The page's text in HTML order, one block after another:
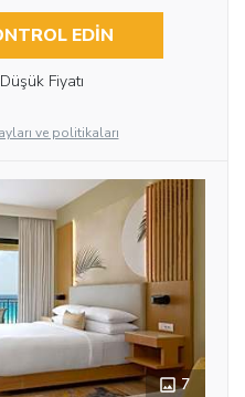
EDIN
Fiyatı
ve politikaları
7